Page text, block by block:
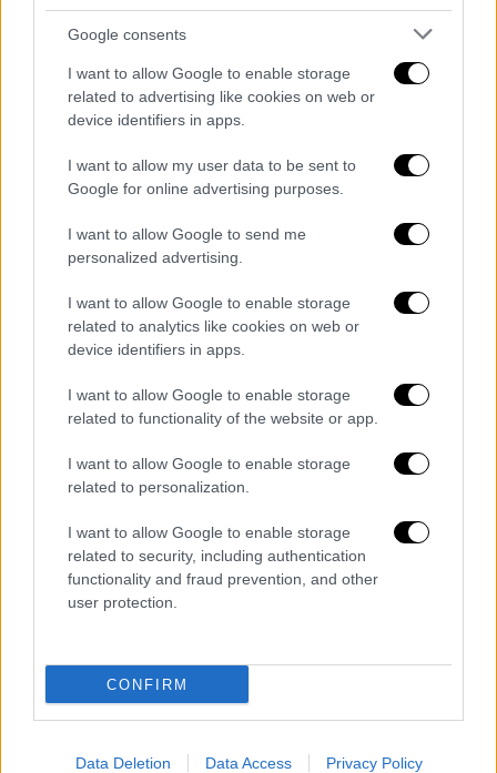
Google consents
I want to allow Google to enable storage
related to advertising like cookies on web or
device identifiers in apps.
I want to allow my user data to be sent to
Google for online advertising purposes.
I want to allow Google to send me
personalized advertising.
I want to allow Google to enable storage
related to analytics like cookies on web or
device identifiers in apps.
I want to allow Google to enable storage
related to functionality of the website or app.
I want to allow Google to enable storage
related to personalization.
I want to allow Google to enable storage
related to security, including authentication
functionality and fraud prevention, and other
user protection.
CONFIRM
Data Deletion Data Access Privacy Policy
σημειώνεται πως, κατά τη θητεία του στο
ΥΠΕΞ εγκρίθηκαν οι άδειες εξαγωγής του
Predator σε τρίτες χώρες ενώπαραιτήθηκε,
μόλις το σκάνδαλο αποκαλύφθηκε.
«Θα συνεχίσω με την ίδια
αξιοπρέπεια» λέει ο Δημητριάδης
Την ίδια ώρα, οΓρηγόρης Δημητριάδης, σε
ανάρτησή του στο Twitter σημειώνει ότι έχει
καταθέσει δύο φορές στη Θεσμών και
Διαφάνειας και μία φορά στον Άρειο Πάγο.
«Πόσες φορές είναι αρκετές στους
ο ίδιος, ο οποίος πρόσφατα σε συνέντευξή
του δήλωσε πως ανέλαβε την πολιτική
ευθύνη για το σκάνδαλο. «Θα συνεχίσω με
την ίδια αξιοπρέπεια», καταλήγει ο